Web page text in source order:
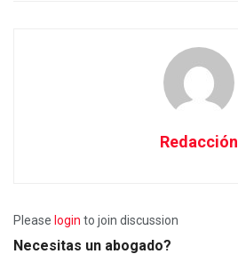
Redacción
Please login to join discussion
Necesitas un abogado?